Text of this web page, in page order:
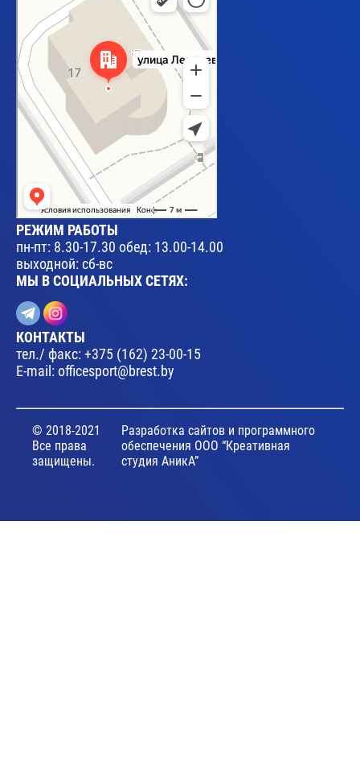
РЕЖИМ РАБОТЫ
пн-пт: 8.30-17.30 обед: 13.00-14.00
выходной: сб-вс
МЫ В СОЦИАЛЬНЫХ СЕТЯХ:
КОНТАКТЫ
тел./ факс:+375 (162) 23-00-15
E-mail: officesport@brest.by
© 2018-2021
Все права
защищены.
Разработка сайтов и программного
обеспечения ООО “Креативная
студия АникА”